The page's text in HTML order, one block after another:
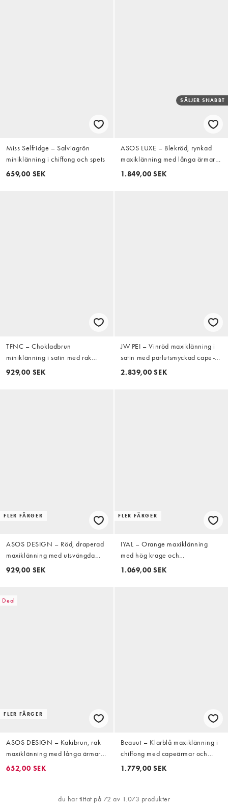
Miss Selfridge – Salviagrön
miniklänning i chiffong och spets
659,00 SEK
SÄLJER SNABBT
ASOS LUXE – Blekröd, rynkad
maxiklänning med långa ärmar
och vattenfallsdetalj
1.849,00 SEK
TFNC – Chokladbrun
miniklänning i satin med rak
halsringning, långa ärmar och
929,00 SEK
JW PEI – Vinröd maxiklänning i
satin med pärlutsmyckad cape-
ärm, exklusivt hos ASOS
2.839,00 SEK
FLER FÄRGER
ASOS DESIGN – Röd, draperad
maxiklänning med utsvängda
ärmar
929,00 SEK
FLER FÄRGER
IYAL – Orange maxiklänning
med hög krage och
manschettdetaljer
1.069,00 SEK
Deal
FLER FÄRGER
ASOS DESIGN – Kakibrun, rak
maxiklänning med långa ärmar
och en bar axel
652,00 SEK
Beauut – Klarblå maxiklänning i
chiffong med capeärmar och
rund halsringning
1.779,00 SEK
du har tittat på 72 av 1.073 produkter